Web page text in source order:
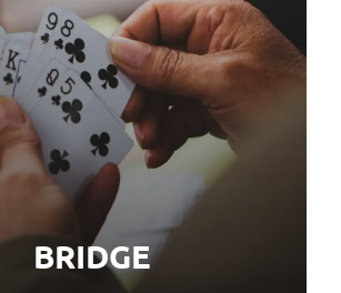
BRIDGE